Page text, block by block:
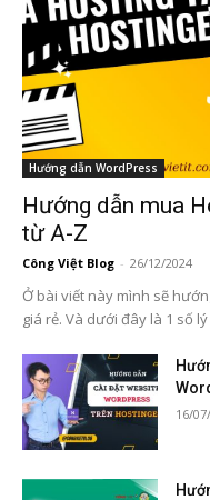
Hướng dẫn WordPress
Hướng dẫn mua
từ A-Z
Công Việt Blog - 26/12/2024
Ở bài viết này mình sẽ
giá rẻ. Và dưới đây là 1 số lý
16/